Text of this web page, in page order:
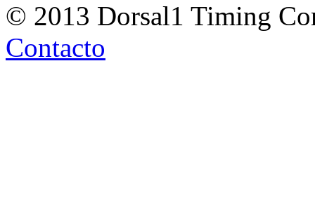
© 2013 Dorsal1 Timing
Contacto